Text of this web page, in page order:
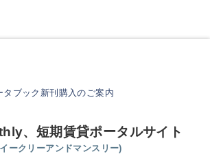
ブック新刊購入のご案内
、短期賃貸ポータルサイト
ークリーアンドマンスリー)